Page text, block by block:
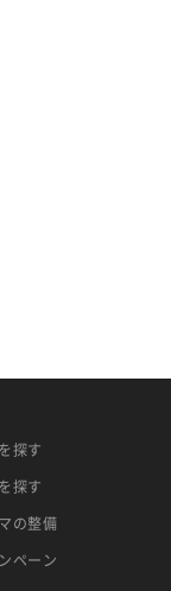
探す
探す
の整備
ペーン